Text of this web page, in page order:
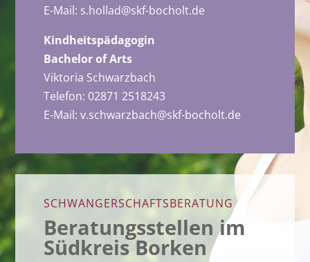
E-Mail: s.hollad@skf-bocholt.de
Kindheitspädagogin
Bachelor of Arts
Viktoria Schwarzbach
Telefon: 02871 2518243
E-Mail: v.schwarzbach@skf-bocholt.de
SCHWANGERSCHAFTSBERATUNG
Beratungsstellen im
Südkreis Borken